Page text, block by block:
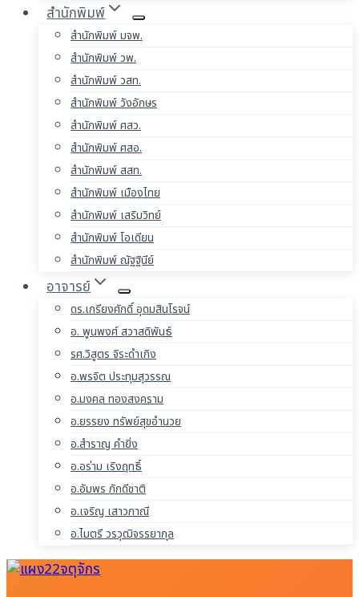
สำนักพิมพ์
สำนักพิมพ์ มจพ.
สำนักพิมพ์ วพ.
สำนักพิมพ์ วสท.
สำนักพิมพ์ วังอักษร
สำนักพิมพ์ ศสว.
สำนักพิมพ์ ศสอ.
สำนักพิมพ์ สสท.
สำนักพิมพ์ เมืองไทย
สำนักพิมพ์ เสริมวิทย์
สำนักพิมพ์ โอเดียน
สำนักพิมพ์ ณัฐฐินีย์
อาจารย์
ดร.เกรียงศักดิ์ อุดมสินโรจน์
อ. พูนพงศ์ สวาสดิพันธ์
รศ.วิสูตร จิระดำเกิง
อ.พรจิต ประทุมสุวรรณ
อ.มงคล ทองสงคราม
อ.ยรรยง ทรัพย์สุขอำนวย
อ.สำราญ คำยิ่ง
อ.อร่าม เริงฤทธิ์
อ.อัมพร ภักดีชาติ
อ.เจริญ เสาวภาณี
อ.ไมตรี วรวุฒิจรรยากุล